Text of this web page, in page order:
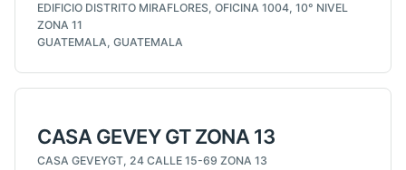
EDIFICIO DISTRITO MIRAFLORES, OFICINA 1004, 10° NIVEL
ZONA 11
GUATEMALA, GUATEMALA
CASA GEVEY GT ZONA 13
CASA GEVEYGT, 24 CALLE 15-69 ZONA 13